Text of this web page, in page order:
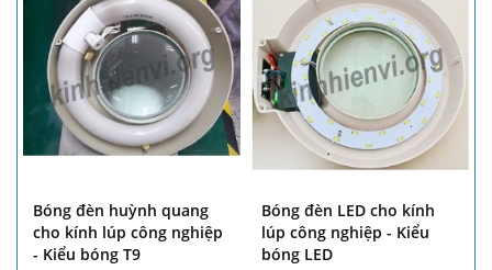
Bóng đèn huỳnh quang
cho kính lúp công nghiệp
- Kiểu bóng T9
Bóng đèn LED cho kính
lúp công nghiệp - Kiểu
bóng LED